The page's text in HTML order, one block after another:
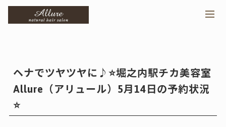
メニ
ヘナでツヤツヤに♪⭐️堀之内駅チカ美容室
Allure（アリュール）5月14日の予約状況
⭐️